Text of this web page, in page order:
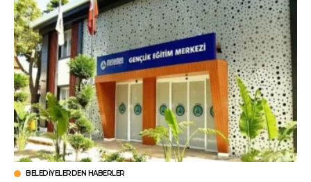
BELEDIYELERDEN HABERLER